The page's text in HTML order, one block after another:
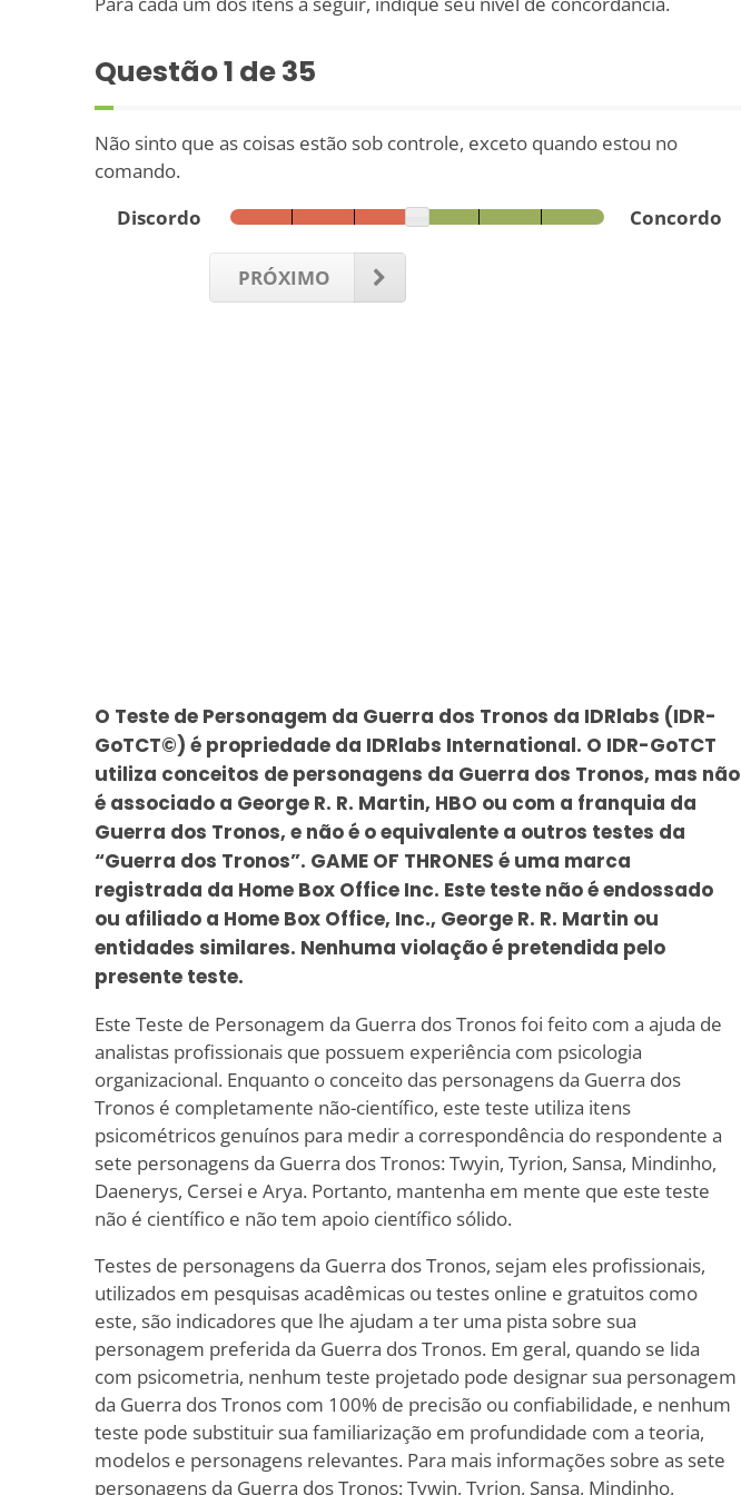
Questão1 de 35
Não sinto que as coisas estão sob controle, exceto quando estou no
comando.
Discordo
Concordo
PRÓXIMO
O Teste de Personagem da Guerra dos Tronos da IDRlabs (IDR-
GoTCT©) é propriedade da IDRlabs International. O IDR-GoTCT
utiliza conceitos de personagens da Guerra dos Tronos, mas não
é associado a George R. R. Martin, HBO ou com a franquia da
Guerra dos Tronos, e não é o equivalente a outros testes da
“Guerra dos Tronos”. GAME OF THRONES é uma marca
registrada da Home Box Office Inc. Este teste não é endossado
ou afiliado a Home Box Office, Inc., George R. R. Martin ou
entidades similares. Nenhuma violação é pretendida pelo
presente teste.
Este Teste de Personagem da Guerra dos Tronos foi feito com a ajuda de
analistas profissionais que possuem experiência com psicologia
organizacional. Enquanto o conceito das personagens da Guerra dos
Tronos é completamente não-científico, este teste utiliza itens
psicométricos genuínos para medir a correspondência do respondente a
sete personagens da Guerra dos Tronos: Twyin, Tyrion, Sansa, Mindinho,
Daenerys, Cersei e Arya. Portanto, mantenha em mente que este teste
não é científico e não tem apoio científico sólido.
Testes de personagens da Guerra dos Tronos, sejam eles profissionais,
utilizados em pesquisas acadêmicas ou testes online e gratuitos como
este, são indicadores que lhe ajudam a ter uma pista sobre sua
personagem preferida da Guerra dos Tronos. Em geral, quando se lida
com psicometria, nenhum teste projetado pode designar sua personagem
da Guerra dos Tronos com 100% de precisão ou confiabilidade, e nenhum
teste pode substituir sua familiarização em profundidade com a teoria,
modelos e personagens relevantes. Para mais informações sobre as sete
personagens da Guerra dos Tronos: Tywin, Tyrion, Sansa, Mindinho,